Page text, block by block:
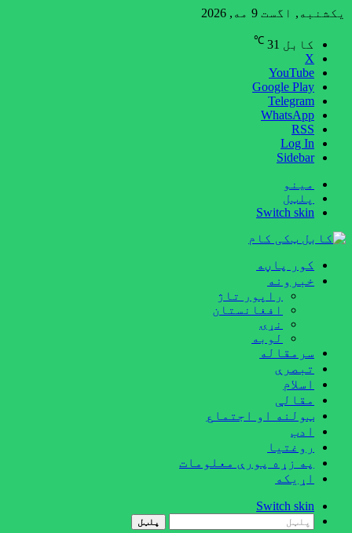
یکشنبه, اگست 9 مه, 2026
کابل 31
℃
X
YouTube
Google Play
Telegram
WhatsApp
RSS
Log In
Sidebar
مینو
پلټل
Switch skin
کور پاڼه
خبرونه
راپور تاژ
افغانستان
نړۍ
لوبه
سرمقاله
تبصرې
اسلام
مقالې
ټولنه او اجتماع
ادب
روغتيا
په زړه پورې معلومات
اړيکه
Switch skin
پلټل